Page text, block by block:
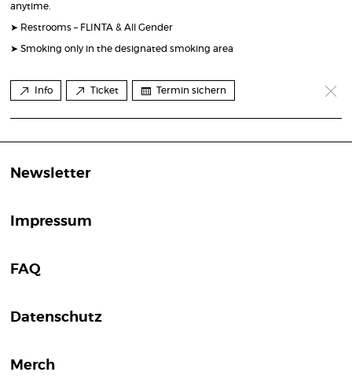
anytime.
➤ Restrooms – FLINTA & All Gender
➤ Smoking only in the designated smoking area
Info Ticket Termin sichern
Newsletter
Impressum
FAQ
Datenschutz
Merch